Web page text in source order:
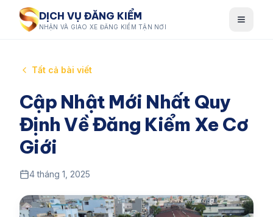
DỊCH VỤ ĐĂNG KIỂM
NHẬN VÀ GIAO XE ĐĂNG KIỂM TẬN NƠI
Tất cả bài viết
Cập Nhật Mới Nhất Quy
Định Về Đăng Kiểm Xe Cơ
Giới
4 tháng 1, 2025